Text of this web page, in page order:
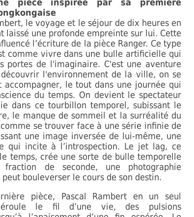
pièce inspirée par sa première
le voyage et le séjour de dix heures en
laissé une profonde empreinte sur lui. Cette
l’écriture de la pièce Ranger. Ce type
comme vivre dans une bulle artificielle qui
portes de l'imaginaire. C'est une aventure
l'environnement de la ville, on se
accompagner, le tout dans une journée qui
du temps. On devient le spectateur
dans ce tourbillon temporel, subissant le
le manque de sommeil et la surréalité du
se trouver face à une série infinie de
une image inversée de lui-même, une
qui incite à l’introspection. Le jet lag, ce
temps, crée une sorte de bulle temporelle
fraction de seconde, une photographie
bouleverser le cours de son destin.
pièce, Pascal Rambert en un seul
le fil d’une vie, des pulsions